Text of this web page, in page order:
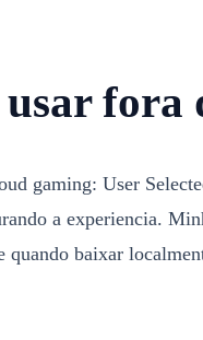
fora
gaming: User
a experiencia.
baixar